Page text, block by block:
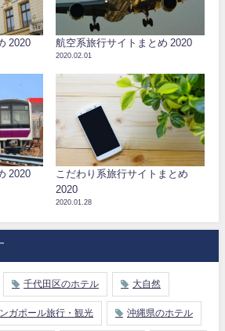
2020 航空系旅行サイトまとめ 2020
2020.02.01
2020
こだわり系旅行サイトまとめ
2020
2020.01.28
千代田区のホテル 大自然
ガポール旅行・観光 沖縄県のホテル